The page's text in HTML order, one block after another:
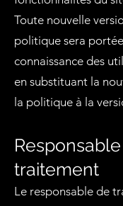
Toute nouvelle
politique sera
connaissance des
en substituant la
la politique à la
traitement
Le responsable de